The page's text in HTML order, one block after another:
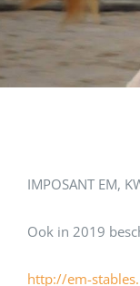
IMPOSANT EM,
Ook in 2019
http://em-